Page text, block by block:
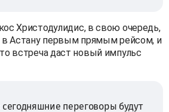
Христодулидис, в свою очередь,
в Астану первым прямым рейсом, и
встреча даст новый импульс
переговоры будут